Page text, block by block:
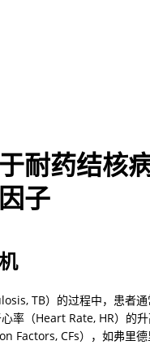
耐药结核
子
TB）的过程中，患者
率（Heart Rate, HR）的
Factors, CFs），如弗里